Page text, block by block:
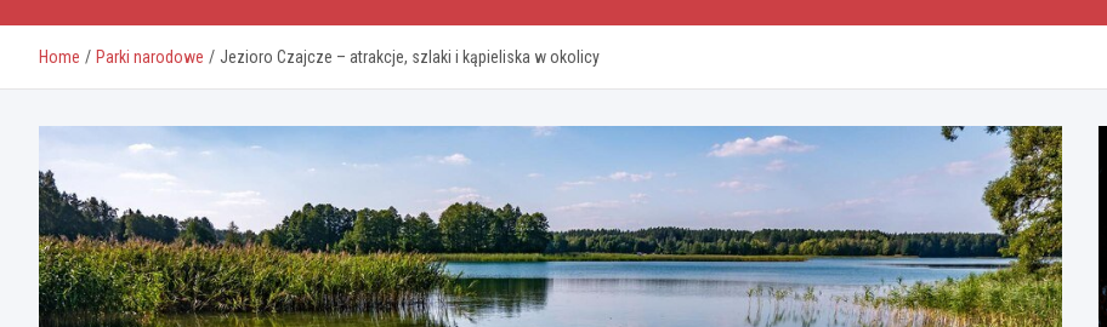
Home Parki narodowe Jezioro Czajcze – atrakcje, szlaki i kąpieliska w okolicy